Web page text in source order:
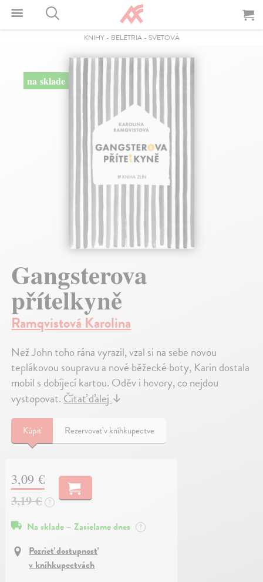
KNIHY- BELETRIA- SVETOVÁ
na sklade
Gangsterova
přítelkyně
Ramqvistová Karolina
Než John toho rána vyrazil, vzal si na sebe novou
teplákovou soupravu a nové běžecké boty, Karin dostala
mobil s dobíjecí kartou. Oděv i hovory, co nejdou
vystopovat.Čítať ďalej↓
Kúpiť Rezervovať v kníhkupectve
3,09 €
3,19 €
?
Na sklade – Zasielame dnes ?
Pozrieť dostupnosť
v kníhkupectvách